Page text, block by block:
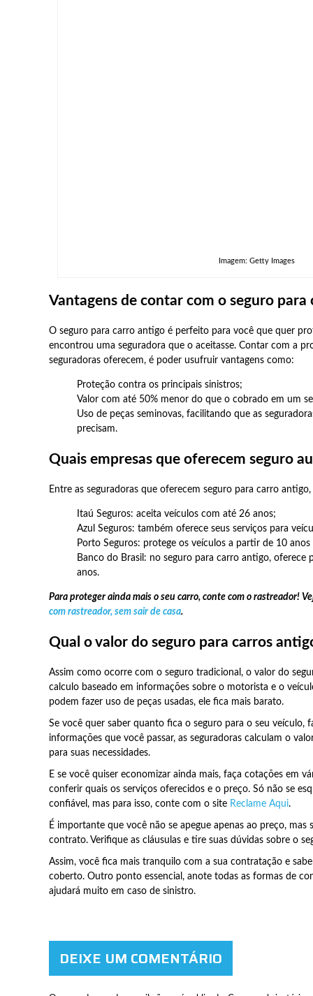
Imagem: Getty Images
Vantagens de contar com o seguro
O seguro para carro antigo é perfeito para você que quer
encontrou uma seguradora que o aceitasse. Contar com a
seguradoras oferecem, é poder usufruir vantagens como:
Proteção contra os principais sinistros;
Valor com até 50% menor do que o cobrado em um
Uso de peças seminovas, facilitando que as
precisam.
Quais empresas que oferecem seguro
Entre as seguradoras que oferecem seguro para carro antigo,
Itaú Seguros: aceita veículos com até 26 anos;
Azul Seguros: também oferece seus serviços para
Porto Seguros: protege os veículos a partir de 10
Banco do Brasil: no seguro para carro antigo, oferece
anos.
Para proteger ainda mais o seu carro, conte com o rastreador!
com rastreador, sem sair de casa.
Qual o valor do seguro para carros
Assim como ocorre com o seguro tradicional, o valor do
calculo baseado em informações sobre o motorista e o
podem fazer uso de peças usadas, ele fica mais barato.
Se você quer saber quanto fica o seguro para o seu veículo,
informações que você passar, as seguradoras calculam o
para suas necessidades.
E se você quiser economizar ainda mais, faça cotações em
conferir quais os serviços oferecidos e o preço. Só não se
confiável, mas para isso, conte com o site Reclame Aqui.
É importante que você não se apegue apenas ao preço, mas
contrato. Verifique as cláusulas e tire suas dúvidas sobre o
Assim, você fica mais tranquilo com a sua contratação e
coberto. Outro ponto essencial, anote todas as formas de
ajudará muito em caso de sinistro.
DEIXE UM COMENTÁRIO